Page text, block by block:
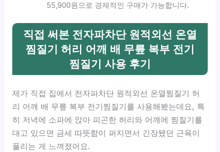
55,900원으로 경제적인 구매가 가능합니다.
직접 써본 전자파차단 원적외선 온열
찜질기 허리 어깨 배 무릎 복부 전기
찜질기 사용 후기
제가 직접 집에서 전자파차단 원적외선 온열찜질기 허
리 어깨 배 무릎 복부 전기찜질기를 사용해봤는데요, 특
히 저녁에 소파에 앉아 피곤한 허리와 어깨에 찜질기를
대고 있으면 금세 따뜻함이 퍼지면서 긴장됐던 근육이
풀리는 게 느껴졌어요.